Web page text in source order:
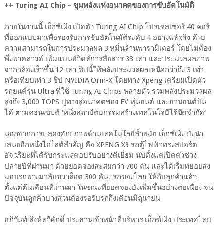
++ Turing AI Chip – ขุมพลังแห่งอนาคตของการขับอัตโนมัติ
ภายในงานนี้ เอ็กซ์เผิง เปิดตัว Turing AI Chip โปรเซสเซอร์ 40 คอร์
ที่ออกแบบมาเพื่อรองรับการขับอัตโนมัติระดับ 4 อย่างแท้จริง ด้วย
ความสามารถในการประมวลผล 3 หมื่นล้านพารามิเตอร์ โดยไม่ต้อง
พึ่งพาคลาวด์ เพิ่มแบนด์วิดท์การสื่อสาร 33 เท่า และประมวลผลภาพ
จากกล้องเร็วขึ้น 12 เท่า ชิปนี้ให้พลังประมวลผลเหนือกว่าถึง 3 เท่า
หรือเทียบเท่า 3 ชิป NVIDIA Orin-X โดยทาง Xpeng เตรียมเปิดตัว
รถยนต์รุ่น Ultra ที่ใช้ Turing AI Chips หลายตัว รวมพลังประมวลผล
สูงถึง 3,000 TOPS ปูทางสู่อนาคตของ EV หุ่นยนต์ และยานยนต์บิน
ได้ ตามคอนเซปต์ ‘หนึ่งสถาปัตยกรรมสร้างเทคโนโลยีไร้ขีดจำกัด’
นอกจากการแสดงศักยภาพด้านเทคโนโลยีล้ำสมัย เอ็กซ์เผิง ยังนำ
เสนออีกหนึ่งไฮไลต์สำคัญ คือ XPENG X9 รถตู้ไฟฟ้าทรงสปอร์ต
อัจฉริยะที่ได้รับกระแสตอบรับอย่างดีเยี่ยม นับตั้งแต่เปิดตัวช่วง
ปลายปีที่ผ่านมา ด้วยยอดจองสะสมกว่า 700 คัน และได้เริ่มทยอยส่ง
มอบรถพวงมาลัยขวาล็อต 300 คันแรกของโลก ให้กับลูกค้าแล้ว
ตั้งแต่ต้นเดือนที่ผ่านมา ในขณะที่ยอดจองยังเพิ่มขึ้นอย่างต่อเนื่อง จน
ปัจจุบันลูกค้าบางส่วนต้องรอรับรถถึงเดือนมิถุนายน
อภิวันท์ สิงห์ทวีศักดิ์ ประธานเจ้าหน้าที่บริหาร เอ็กซ์เผิง ประเทศไทย